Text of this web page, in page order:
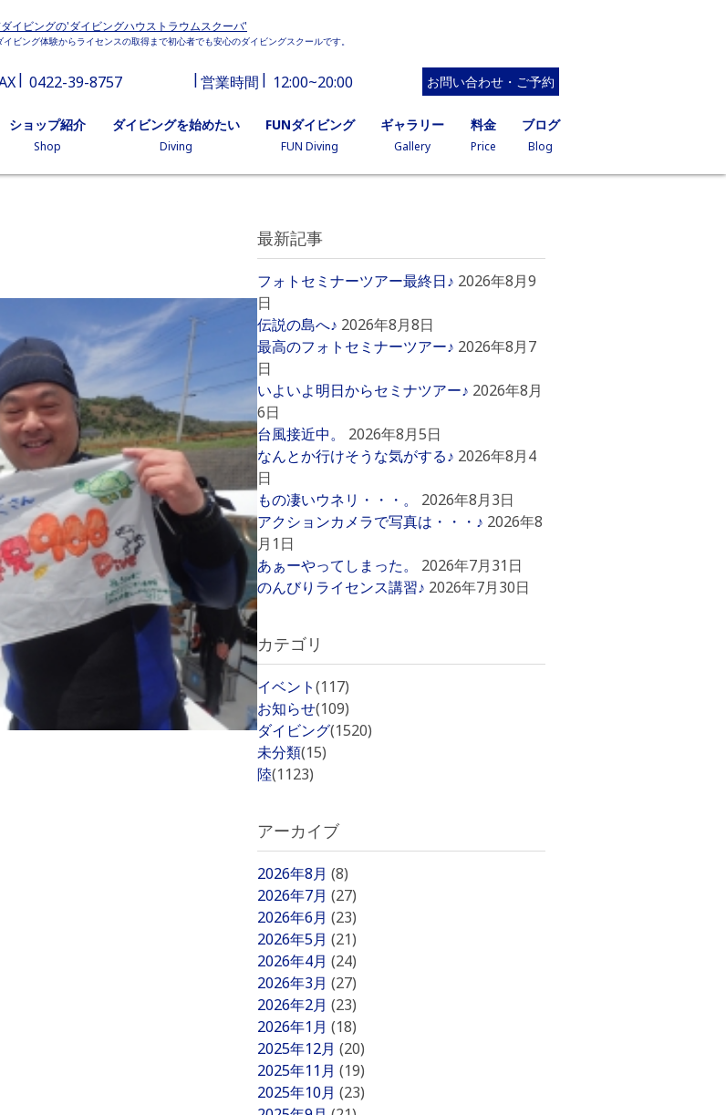
イビングの'ダイビングハウストラウムスクーバ'
ビング体験からライセンスの取得まで初心者でも安心のダイビングスクールです。
0422-39-8757 営業時間 12:00~20:00 お問い合わせ・ご予約
ショップ紹介
Shop
ダイビングを始めたい
Diving
FUNダイビング
FUN Diving
ギャラリー
Gallery
料金
Price
ブログ
Blog
最新記事
フォトセミナーツアー最終日♪ 2026年8月9
日
伝説の島へ♪ 2026年8月8日
最高のフォトセミナーツアー♪ 2026年8月7
日
いよいよ明日からセミナツアー♪ 2026年8月
6日
台風接近中。
2026年8月5日
なんとか行けそうな気がする♪ 2026年8月4
日
もの凄いウネリ・・・。
2026年8月3日
アクションカメラで写真は・・・♪ 2026年8
月1日
あぁーやってしまった。
2026年7月31日
のんびりライセンス講習♪ 2026年7月30日
カテゴリ
イベント(117)
お知らせ(109)
ダイビング(1520)
未分類(15)
陸(1123)
アーカイブ
2026年8月 (8)
2026年7月 (27)
2026年6月 (23)
2026年5月 (21)
2026年4月 (24)
2026年3月 (27)
2026年2月 (23)
2026年1月 (18)
2025年12月 (20)
2025年11月 (19)
2025年10月 (23)